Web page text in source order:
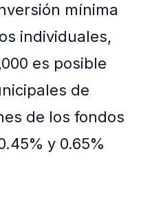
mínima
individuales,
es posible
de
de los fondos
y 0.65%